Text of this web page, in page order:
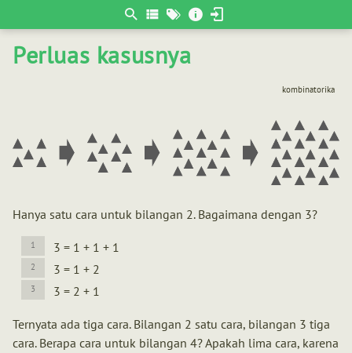
Perluas kasusnya
kombinatorika
Hanya satu cara untuk bilangan 2. Bagaimana dengan 3?
3 = 1 + 1 + 1
3 = 1 + 2
3 = 2 + 1
Ternyata ada tiga cara. Bilangan 2 satu cara, bilangan 3 tiga
cara. Berapa cara untuk bilangan 4? Apakah lima cara, karena
matematis